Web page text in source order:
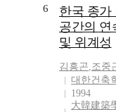
6
한국 종가
공간의 연
및 위계성
김흥곤,조중
대한건축
1994
大韓建築